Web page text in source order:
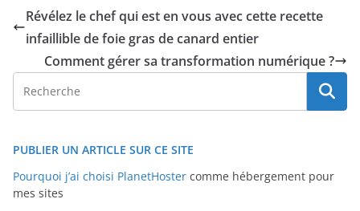
Révélez le chef qui est en vous avec cette recette
infaillible de foie gras de canard entier
Comment gérer sa transformation numérique ?
PUBLIER UN ARTICLE SUR CE SITE
Pourquoi j’ai choisi PlanetHoster comme hébergement pour
mes sites